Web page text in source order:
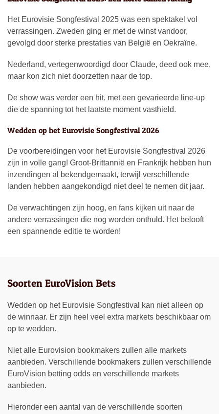
Het Eurovisie Songfestival 2025 was een spektakel vol
verrassingen. Zweden ging er met de winst vandoor,
gevolgd door sterke prestaties van België en Oekraïne.
Nederland, vertegenwoordigd door Claude, deed ook mee,
maar kon zich niet doorzetten naar de top.
De show was verder een hit, met een gevarieerde line-up
die de spanning tot het laatste moment vasthield.
Wedden op het Eurovisie Songfestival 2026
De voorbereidingen voor het Eurovisie Songfestival 2026
zijn in volle gang! Groot-Brittannië en Frankrijk hebben hun
inzendingen al bekendgemaakt, terwijl verschillende
landen hebben aangekondigd niet deel te nemen dit jaar.
De verwachtingen zijn hoog, en fans kijken uit naar de
andere verrassingen die nog worden onthuld. Het belooft
een spannende editie te worden!
Soorten EuroVision Bets
Wedden op het Eurovisie Songfestival kan niet alleen op
de winnaar. Er zijn heel veel extra markets beschikbaar om
op te wedden.
Niet alle Eurovision bookmakers zullen alle markets
aanbieden. Verschillende bookmakers zullen verschillende
EuroVision betting odds en verschillende markets
aanbieden.
Hieronder een aantal van de verschillende soorten